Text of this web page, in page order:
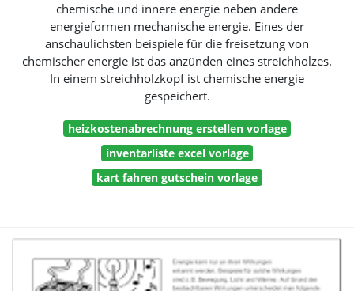
chemische und innere energie neben andere
energieformen mechanische energie. Eines der
anschaulichsten beispiele für die freisetzung von
chemischer energie ist das anzünden eines streichholzes.
In einem streichholzkopf ist chemische energie
gespeichert.
heizkostenabrechnung erstellen vorlage
inventarliste excel vorlage
kart fahren gutschein vorlage